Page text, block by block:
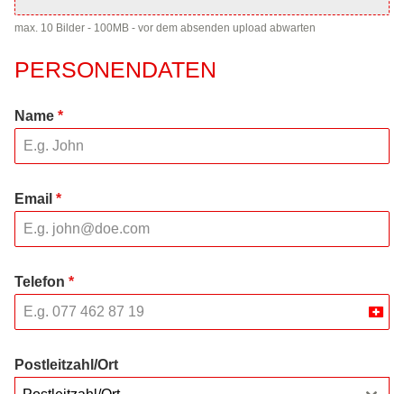
max. 10 Bilder - 100MB - vor dem absenden upload abwarten
PERSONENDATEN
Name *
Email *
Telefon *
Postleitzahl/Ort